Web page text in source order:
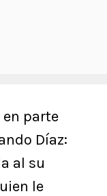
en parte
Díaz:
al su
le